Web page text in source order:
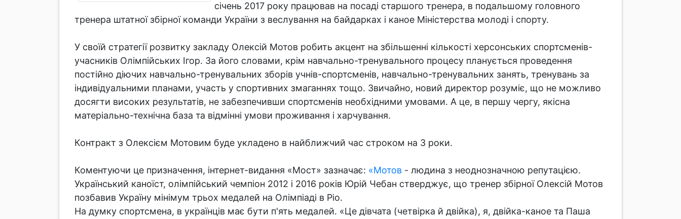
січень 2017 року працював на посаді старшого тренера, в подальшому головного
тренера штатної збірної команди України з веслування на байдарках і каное Міністерства молоді і спорту.
У своїй стратегії розвитку закладу Олексій Мотов робить акцент на збільшенні кількості херсонських спортсменів-
учасників Олімпійських Ігор. За його словами, крім навчально-тренувального процесу планується проведення
постійно діючих навчально-тренувальних зборів учнів-спортсменів, навчально-тренувальних занять, тренувань за
індивідуальними планами, участь у спортивних змаганнях тощо. Звичайно, новий директор розуміє, що не можливо
досягти високих результатів, не забезпечивши спортсменів необхідними умовами. А це, в першу чергу, якісна
матеріально-технічна база та відмінні умови проживання і харчування.
Контракт з Олексієм Мотовим буде укладено в найближчий час строком на 3 роки.
Коментуючи це призначення, інтернет-видання «Мост» зазначає: «Мотов - людина з неоднозначною репутацією.
Український каноїст, олімпійський чемпіон 2012 і 2016 років Юрій Чебан стверджує, що тренер збірної Олексій Мотов
позбавив Україну мінімум трьох медалей на Олімпіаді в Ріо.
На думку спортсмена, в українців має бути п'ять медалей. «Це дівчата (четвірка й двійка), я, двійка-каное та Паша